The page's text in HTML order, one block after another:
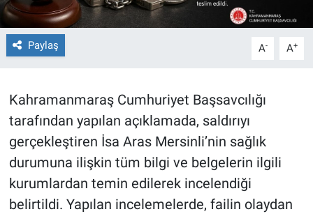
Paylaş A- A+
Kahramanmaraş Cumhuriyet Başsavcılığı
tarafından yapılan açıklamada, saldırıyı
gerçekleştiren İsa Aras Mersinli’nin sağlık
durumuna ilişkin tüm bilgi ve belgelerin ilgili
kurumlardan temin edilerek incelendiği
belirtildi. Yapılan incelemelerde, failin olaydan
ASAYİŞ
HABERDE İNSAN
EĞİTİM
BİLİM VE TEKNOLOJİ
Güvenlik